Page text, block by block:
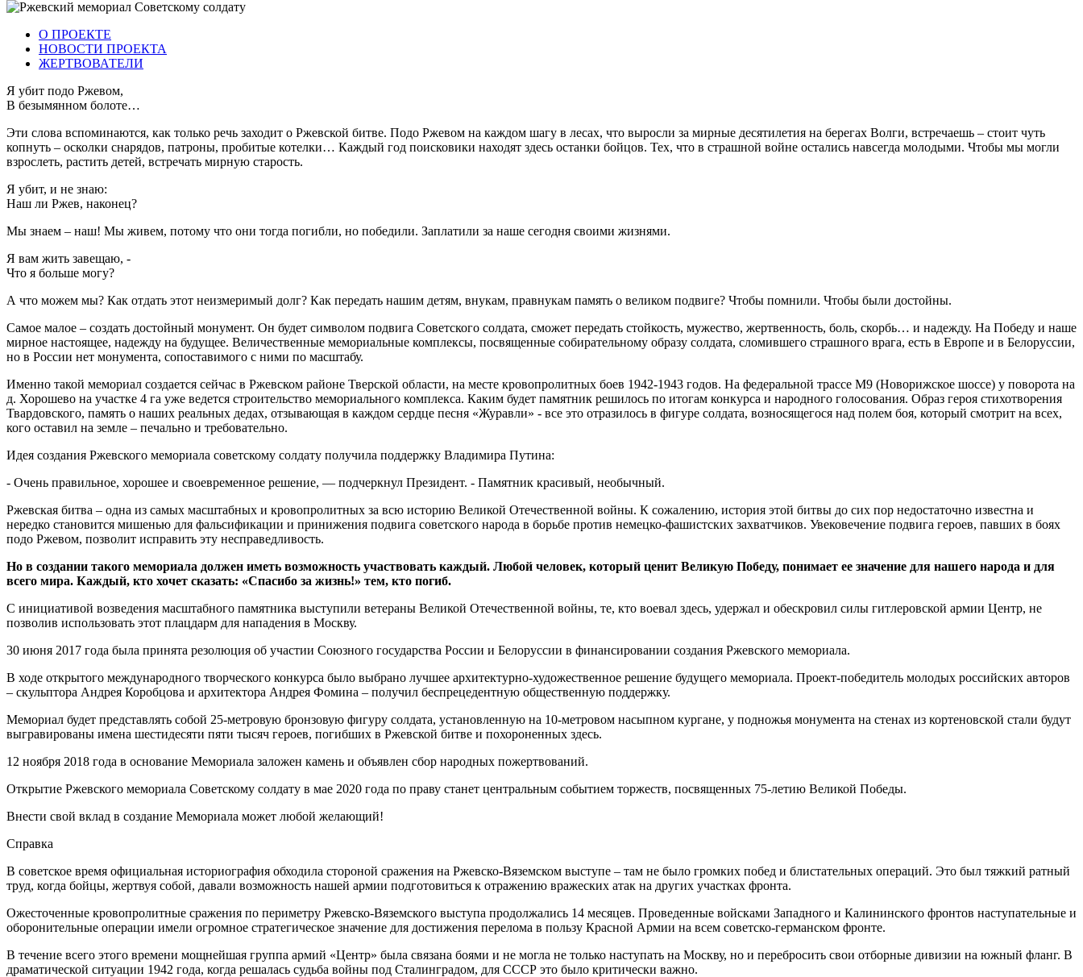
О ПРОЕКТЕ
НОВОСТИ ПРОЕКТА
ЖЕРТВОВАТЕЛИ
Я убит подо Ржевом,
В безымянном болоте…
Эти слова вспоминаются, как только речь заходит о Ржевской битве. Подо Ржевом на каждом шагу в лесах, что выросли за мирные десятилетия на берегах Волги, встречаешь – стоит чуть
копнуть – осколки снарядов, патроны, пробитые котелки… Каждый год поисковики находят здесь останки бойцов. Тех, что в страшной войне остались навсегда молодыми. Чтобы мы могли
взрослеть, растить детей, встречать мирную старость.
Я убит, и не знаю:
Наш ли Ржев, наконец?
Мы знаем – наш! Мы живем, потому что они тогда погибли, но победили. Заплатили за наше сегодня своими жизнями.
Я вам жить завещаю, -
Что я больше могу?
А что можем мы? Как отдать этот неизмеримый долг? Как передать нашим детям, внукам, правнукам память о великом подвиге? Чтобы помнили. Чтобы были достойны.
Самое малое – создать достойный монумент. Он будет символом подвига Советского солдата, сможет передать стойкость, мужество, жертвенность, боль, скорбь… и надежду. На Победу и наше
мирное настоящее, надежду на будущее. Величественные мемориальные комплексы, посвященные собирательному образу солдата, сломившего страшного врага, есть в Европе и в Белоруссии,
но в России нет монумента, сопоставимого с ними по масштабу.
Именно такой мемориал создается сейчас в Ржевском районе Тверской области, на месте кровопролитных боев 1942-1943 годов. На федеральной трассе М9 (Новорижское шоссе) у поворота на
д. Хорошево на участке 4 га уже ведется строительство мемориального комплекса. Каким будет памятник решилось по итогам конкурса и народного голосования. Образ героя стихотворения
Твардовского, память о наших реальных дедах, отзывающая в каждом сердце песня «Журавли» - все это отразилось в фигуре солдата, возносящегося над полем боя, который смотрит на всех,
кого оставил на земле – печально и требовательно.
Идея создания Ржевского мемориала советскому солдату получила поддержку Владимира Путина:
- Очень правильное, хорошее и своевременное решение, — подчеркнул Президент. - Памятник красивый, необычный.
Ржевская битва – одна из самых масштабных и кровопролитных за всю историю Великой Отечественной войны. К сожалению, история этой битвы до сих пор недостаточно известна и
нередко становится мишенью для фальсификации и принижения подвига советского народа в борьбе против немецко-фашистских захватчиков. Увековечение подвига героев, павших в боях
подо Ржевом, позволит исправить эту несправедливость.
Но в создании такого мемориала должен иметь возможность участвовать каждый. Любой человек, который ценит Великую Победу, понимает ее значение для нашего народа и для
всего мира. Каждый, кто хочет сказать: «Спасибо за жизнь!» тем, кто погиб.
С инициативой возведения масштабного памятника выступили ветераны Великой Отечественной войны, те, кто воевал здесь, удержал и обескровил силы гитлеровской армии Центр, не
позволив использовать этот плацдарм для нападения в Москву.
30 июня 2017 года была принята резолюция об участии Союзного государства России и Белоруссии в финансировании создания Ржевского мемориала.
В ходе открытого международного творческого конкурса было выбрано лучшее архитектурно-художественное решение будущего мемориала. Проект-победитель молодых российских авторов
– скульптора Андрея Коробцова и архитектора Андрея Фомина – получил беспрецедентную общественную поддержку.
Мемориал будет представлять собой 25-метровую бронзовую фигуру солдата, установленную на 10-метровом насыпном кургане, у подножья монумента на стенах из кортеновской стали будут
выгравированы имена шестидесяти пяти тысяч героев, погибших в Ржевской битве и похороненных здесь.
12 ноября 2018 года в основание Мемориала заложен камень и объявлен сбор народных пожертвований.
Открытие Ржевского мемориала Советскому солдату в мае 2020 года по праву станет центральным событием торжеств, посвященных 75-летию Великой Победы.
Внести свой вклад в создание Мемориала может любой желающий!
Справка
В советское время официальная историография обходила стороной сражения на Ржевско-Вяземском выступе – там не было громких побед и блистательных операций. Это был тяжкий ратный
труд, когда бойцы, жертвуя собой, давали возможность нашей армии подготовиться к отражению вражеских атак на других участках фронта.
Ожесточенные кровопролитные сражения по периметру Ржевско-Вяземского выступа продолжались 14 месяцев. Проведенные войсками Западного и Калининского фронтов наступательные и
оборонительные операции имели огромное стратегическое значение для достижения перелома в пользу Красной Армии на всем советско-германском фронте.
В течение всего этого времени мощнейшая группа армий «Центр» была связана боями и не могла не только наступать на Москву, но и перебросить свои отборные дивизии на южный фланг. В
драматической ситуации 1942 года, когда решалась судьба войны под Сталинградом, для СССР это было критически важно.